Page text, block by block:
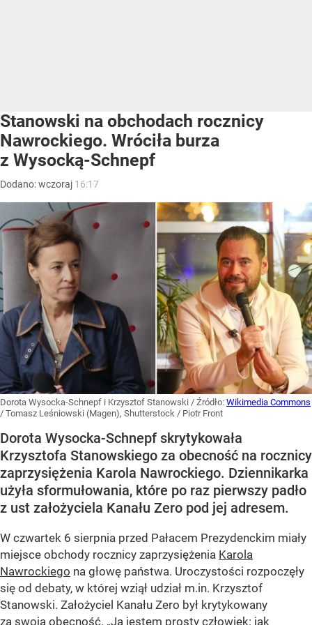
Stanowski na obchodach rocznicy
Nawrockiego. Wróciła burza
z Wysocką-Schnepf
Dodano:wczoraj 16:17
Dorota Wysocka-Schnepf i Krzysztof Stanowski / Źródło: Wikimedia Commons
/ Tomasz Leśniowski (Magen), Shutterstock / Piotr Front
Dorota Wysocka-Schnepf skrytykowała
Krzysztofa Stanowskiego za obecność na rocznicy
zaprzysiężenia Karola Nawrockiego. Dziennikarka
użyła sformułowania, które po raz pierwszy padło
z ust założyciela Kanału Zero pod jej adresem.
W czwartek 6 sierpnia przed Pałacem Prezydenckim miały
miejsce obchody rocznicy zaprzysiężenia Karola
Nawrockiego na głowę państwa. Uroczystości rozpoczęły
się od debaty, w której wziął udział m.in. Krzysztof
Stanowski. Założyciel Kanału Zero był krytykowany
za swoją obecność. „Ja jestem prosty człowiek: jak